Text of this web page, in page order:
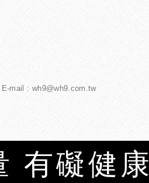
E-mail : wh9@wh9.com.tw
有礙健康